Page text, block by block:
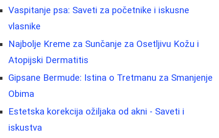
Vaspitanje psa: Saveti za početnike i iskusne
vlasnike
Najbolje Kreme za Sunčanje za Osetljivu Kožu i
Atopijski Dermatitis
Gipsane Bermude: Istina o Tretmanu za Smanjenje
Obima
Estetska korekcija ožiljaka od akni - Saveti i
iskustva